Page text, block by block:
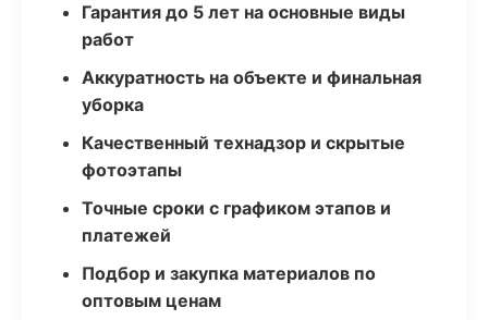
Гарантия до 5 лет на основные виды
работ
Аккуратность на объекте и финальная
уборка
Качественный технадзор и скрытые
фотоэтапы
Точные сроки с графиком этапов и
платежей
Подбор и закупка материалов по
оптовым ценам